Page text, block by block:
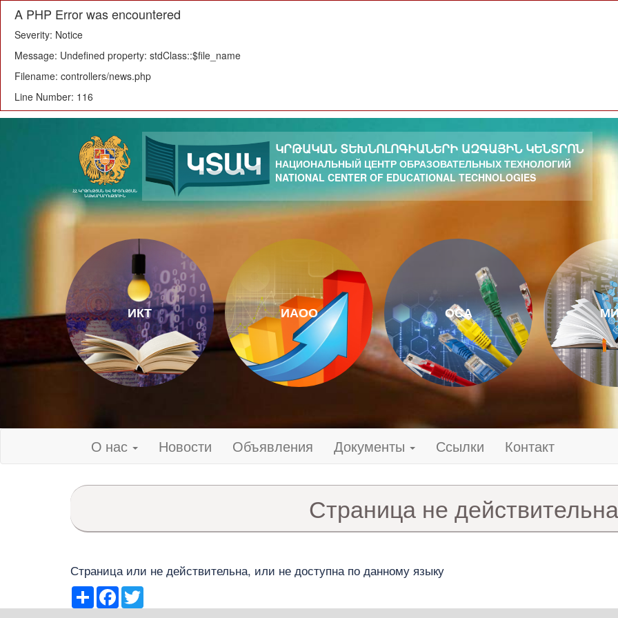
A PHP Error was encountered
Severity: Notice
Message: Undefined property: stdClass::$file_name
Filename: controllers/news.php
Line Number: 116
ԿՐԹԱԿԱՆ ՏԵԽՆՈԼՈԳԻԱՆԵՐԻ ԱԶԳԱՅԻՆ ԿԵՆՏՐՈՆ
НАЦИОНАЛЬНЫЙ ЦЕНТР ОБРАЗОВАТЕЛЬНЫХ ТЕХНОЛОГИЙ
NATIONAL CENTER OF EDUCATIONAL TECHNOLOGIES
ИКТ ИАОО ОСА
О нас Новости Объявления Документы Ссылки Контакт
Страница не действительна
Страница или не действительна, или не доступна по данному языку
Share Facebook